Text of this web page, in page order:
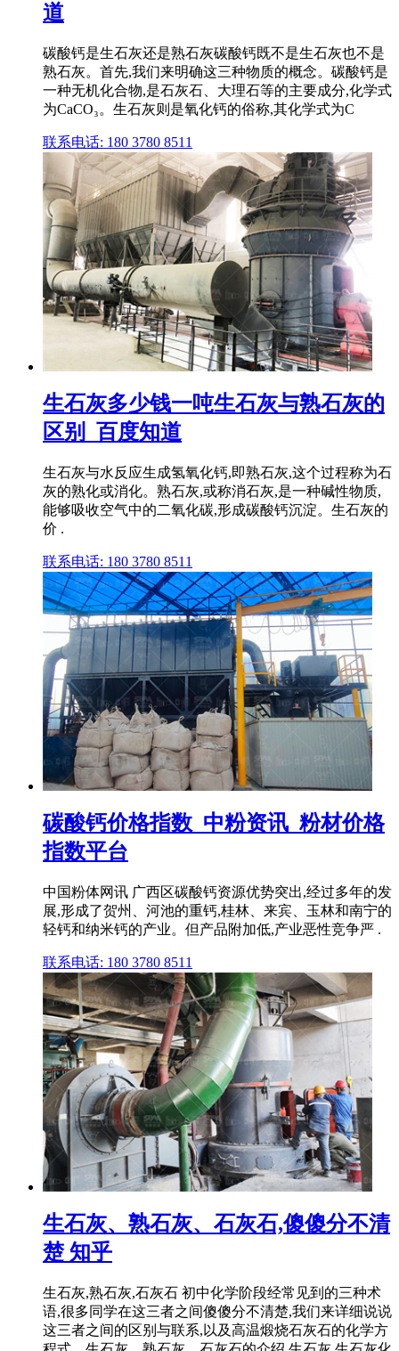
道
碳酸钙是生石灰还是熟石灰碳酸钙既不是生石灰也不是
熟石灰。首先,我们来明确这三种物质的概念。碳酸钙是
一种无机化合物,是石灰石、大理石等的主要成分,化学式
为CaCO₃。生石灰则是氧化钙的俗称,其化学式为C
联系电话: 180 3780 8511
生石灰多少钱一吨生石灰与熟石灰的
区别_百度知道
生石灰与水反应生成氢氧化钙,即熟石灰,这个过程称为石
灰的熟化或消化。熟石灰,或称消石灰,是一种碱性物质,
能够吸收空气中的二氧化碳,形成碳酸钙沉淀。生石灰的
价 .
联系电话: 180 3780 8511
碳酸钙价格指数_中粉资讯_粉材价格
指数平台
中国粉体网讯 广西区碳酸钙资源优势突出,经过多年的发
展,形成了贺州、河池的重钙,桂林、来宾、玉林和南宁的
轻钙和纳米钙的产业。但产品附加低,产业恶性竞争严 .
联系电话: 180 3780 8511
生石灰、熟石灰、石灰石,傻傻分不清
楚 知乎
生石灰,熟石灰,石灰石 初中化学阶段经常见到的三种术
语,很多同学在这三者之间傻傻分不清楚,我们来详细说说
这三者之间的区别与联系,以及高温煅烧石灰石的化学方